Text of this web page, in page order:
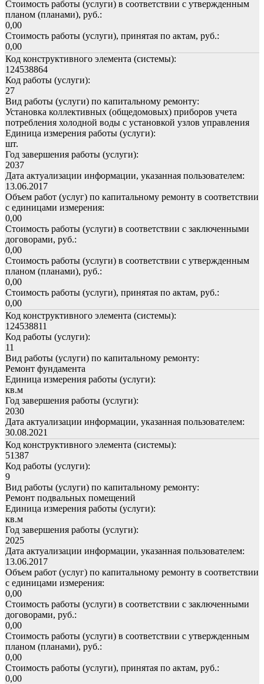
Стоимость работы (услуги) в соответствии с утвержденным
планом (планами), руб.:
0,00
Стоимость работы (услуги), принятая по актам, руб.:
0,00
Код конструктивного элемента (системы):
124538864
Код работы (услуги):
27
Вид работы (услуги) по капитальному ремонту:
Установка коллективных (общедомовых) приборов учета
потребления холодной воды с установкой узлов управления
Единица измерения работы (услуги):
шт.
Год завершения работы (услуги):
2037
Дата актуализации информации, указанная пользователем:
13.06.2017
Объем работ (услуг) по капитальному ремонту в соответствии
с единицами измерения:
0,00
Стоимость работы (услуги) в соответствии с заключенными
договорами, руб.:
0,00
Стоимость работы (услуги) в соответствии с утвержденным
планом (планами), руб.:
0,00
Стоимость работы (услуги), принятая по актам, руб.:
0,00
Код конструктивного элемента (системы):
124538811
Код работы (услуги):
11
Вид работы (услуги) по капитальному ремонту:
Ремонт фундамента
Единица измерения работы (услуги):
кв.м
Год завершения работы (услуги):
2030
Дата актуализации информации, указанная пользователем:
30.08.2021
Код конструктивного элемента (системы):
51387
Код работы (услуги):
9
Вид работы (услуги) по капитальному ремонту:
Ремонт подвальных помещений
Единица измерения работы (услуги):
кв.м
Год завершения работы (услуги):
2025
Дата актуализации информации, указанная пользователем:
13.06.2017
Объем работ (услуг) по капитальному ремонту в соответствии
с единицами измерения:
0,00
Стоимость работы (услуги) в соответствии с заключенными
договорами, руб.:
0,00
Стоимость работы (услуги) в соответствии с утвержденным
планом (планами), руб.:
0,00
Стоимость работы (услуги), принятая по актам, руб.:
0,00